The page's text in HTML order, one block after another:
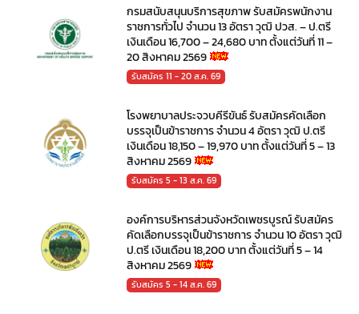
กรมสนับสนุนบริการสุขภาพ รับสมัครพนักงาน
ราชการทั่วไป จำนวน 13 อัตรา วุฒิ ปวส. – ป.ตรี
เงินเดือน 16,700 – 24,680 บาท ตั้งแต่วันที่ 11 –
20 สิงหาคม 2569
รับสมัคร 11 - 20 ส.ค. 69
โรงพยาบาลประจวบคีรีขันธ์ รับสมัครคัดเลือก
บรรจุเป็นข้าราชการ จำนวน 4 อัตรา วุฒิ ป.ตรี
เงินเดือน 18,150 – 19,970 บาท ตั้งแต่วันที่ 5 – 13
สิงหาคม 2569
รับสมัคร 5 - 13 ส.ค. 69
องค์การบริหารส่วนจังหวัดเพชรบูรณ์ รับสมัคร
คัดเลือกบรรจุเป็นข้าราชการ จำนวน 10 อัตรา วุฒิ
ป.ตรี เงินเดือน 18,200 บาท ตั้งแต่วันที่ 5 – 14
สิงหาคม 2569
รับสมัคร 5 - 14 ส.ค. 69